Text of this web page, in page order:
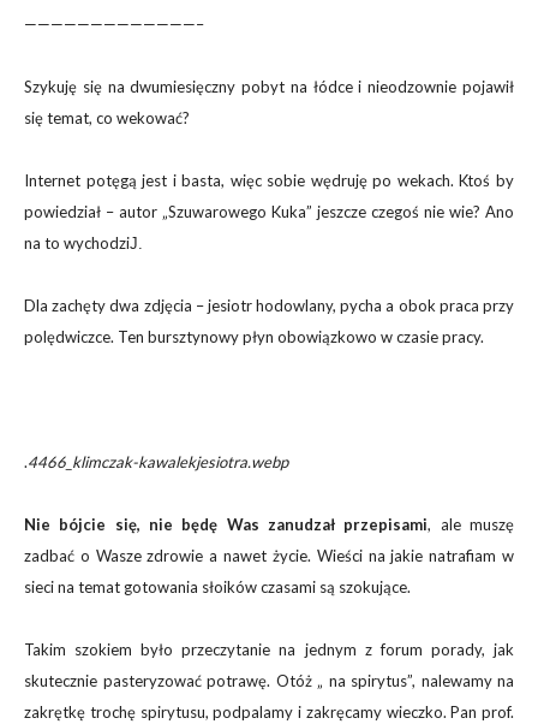
—————————————–
Szykuję się na dwumiesięczny pobyt na łódce i nieodzownie pojawił
się temat, co wekować?
Internet potęgą jest i basta, więc sobie wędruję po wekach. Ktoś by
powiedział – autor „Szuwarowego Kuka” jeszcze czegoś nie wie? Ano
na to wychodziJ.
Dla zachęty dwa zdjęcia – jesiotr hodowlany, pycha a obok praca przy
polędwiczce. Ten bursztynowy płyn obowiązkowo w czasie pracy.
.4466_klimczak-kawalekjesiotra.webp
Nie bójcie się, nie będę Was zanudzał przepisami, ale muszę
zadbać o Wasze zdrowie a nawet życie. Wieści na jakie natrafiam w
sieci na temat gotowania słoików czasami są szokujące.
Takim szokiem było przeczytanie na jednym z forum porady, jak
skutecznie pasteryzować potrawę. Otóż „ na spirytus”, nalewamy na
zakrętkę trochę spirytusu, podpalamy i zakręcamy wieczko. Pan prof.